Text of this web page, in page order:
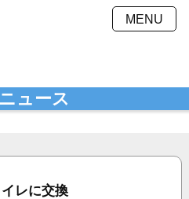
MENU
Ｑ＆Ａ
シミュレーション
ュース
レに交換